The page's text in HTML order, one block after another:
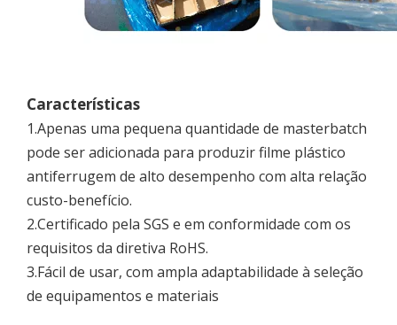
Características
1.Apenas uma pequena quantidade de masterbatch
pode ser adicionada para produzir filme plástico
antiferrugem de alto desempenho com alta relação
custo-benefício.
2.Certificado pela SGS e em conformidade com os
requisitos da diretiva RoHS.
3.Fácil de usar, com ampla adaptabilidade à seleção
de equipamentos e materiais